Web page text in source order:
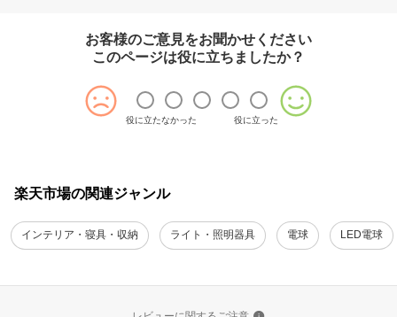
お客様のご意見をお聞かせください
このページは役に立ちましたか？
役に立たなかった 役に立った
楽天市場の関連ジャンル
インテリア・寝具・収納 ライト・照明器具 電球 LED電球